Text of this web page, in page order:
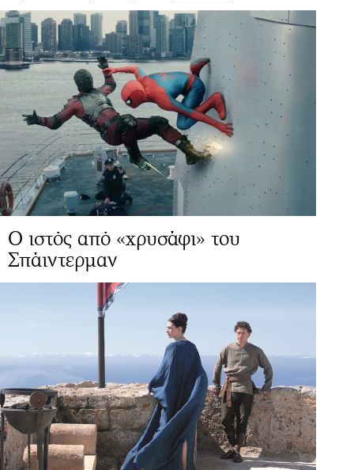
Ο ιστός από «χρυσάφι» του
Σπάιντερμαν